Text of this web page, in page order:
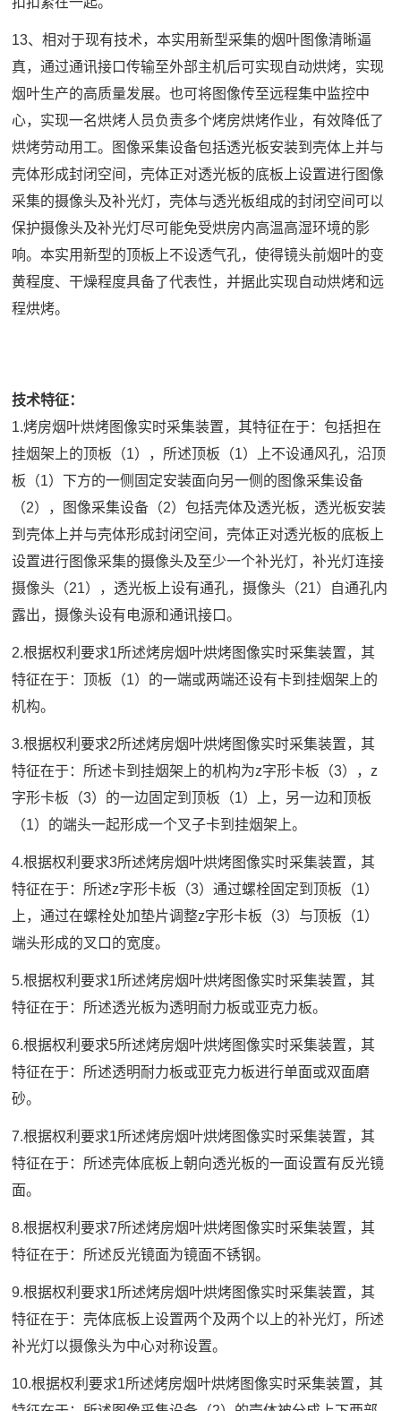
13、相对于现有技术，本实用新型采集的烟叶图像清晰逼
真，通过通讯接口传输至外部主机后可实现自动烘烤，实现
烟叶生产的高质量发展。也可将图像传至远程集中监控中
心，实现一名烘烤人员负责多个烤房烘烤作业，有效降低了
烘烤劳动用工。图像采集设备包括透光板安装到壳体上并与
壳体形成封闭空间，壳体正对透光板的底板上设置进行图像
采集的摄像头及补光灯，壳体与透光板组成的封闭空间可以
保护摄像头及补光灯尽可能免受烘房内高温高湿环境的影
响。本实用新型的顶板上不设透气孔，使得镜头前烟叶的变
黄程度、干燥程度具备了代表性，并据此实现自动烘烤和远
程烘烤。
技术特征：
1.烤房烟叶烘烤图像实时采集装置，其特征在于：包括担在
挂烟架上的顶板（1），所述顶板（1）上不设通风孔，沿顶
板（1）下方的一侧固定安装面向另一侧的图像采集设备
（2），图像采集设备（2）包括壳体及透光板，透光板安装
到壳体上并与壳体形成封闭空间，壳体正对透光板的底板上
设置进行图像采集的摄像头及至少一个补光灯，补光灯连接
摄像头（21），透光板上设有通孔，摄像头（21）自通孔内
露出，摄像头设有电源和通讯接口。
2.根据权利要求1所述烤房烟叶烘烤图像实时采集装置，其
特征在于：顶板（1）的一端或两端还设有卡到挂烟架上的
机构。
3.根据权利要求2所述烤房烟叶烘烤图像实时采集装置，其
特征在于：所述卡到挂烟架上的机构为z字形卡板（3），z
字形卡板（3）的一边固定到顶板（1）上，另一边和顶板
（1）的端头一起形成一个叉子卡到挂烟架上。
4.根据权利要求3所述烤房烟叶烘烤图像实时采集装置，其
特征在于：所述z字形卡板（3）通过螺栓固定到顶板（1）
上，通过在螺栓处加垫片调整z字形卡板（3）与顶板（1）
端头形成的叉口的宽度。
5.根据权利要求1所述烤房烟叶烘烤图像实时采集装置，其
特征在于：所述透光板为透明耐力板或亚克力板。
6.根据权利要求5所述烤房烟叶烘烤图像实时采集装置，其
特征在于：所述透明耐力板或亚克力板进行单面或双面磨
砂。
7.根据权利要求1所述烤房烟叶烘烤图像实时采集装置，其
特征在于：所述壳体底板上朝向透光板的一面设置有反光镜
面。
8.根据权利要求7所述烤房烟叶烘烤图像实时采集装置，其
特征在于：所述反光镜面为镜面不锈钢。
9.根据权利要求1所述烤房烟叶烘烤图像实时采集装置，其
特征在于：壳体底板上设置两个及两个以上的补光灯，所述
补光灯以摄像头为中心对称设置。
10.根据权利要求1所述烤房烟叶烘烤图像实时采集装置，其